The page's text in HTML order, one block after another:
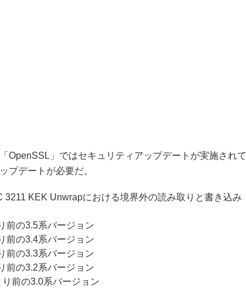
OpenSSL」ではセキュリティアップデートが実施されて
プデートが必要だ。
3211 KEK Unwrapにおける境界外の読み取りと書き込み
の3.5系バージョン
の3.4系バージョン
の3.3系バージョン
の3.2系バージョン
前の3.0系バージョン